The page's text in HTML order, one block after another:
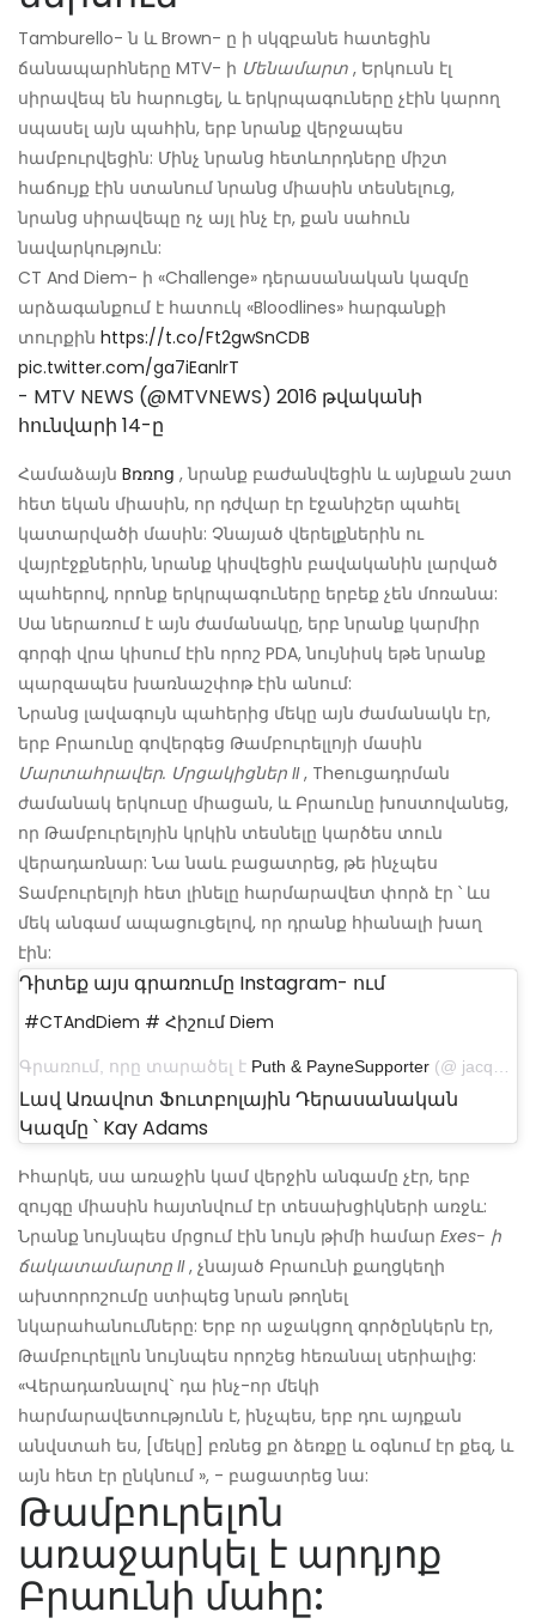
Tamburello- ն և Brown- ը ի սկզբանե հատեցին
ճանապարհները MTV- ի Մենամարտ , Երկուսն էլ
սիրավեպ են հարուցել, և երկրպագուները չէին կարող
սպասել այն պահին, երբ նրանք վերջապես
համբուրվեցին: Մինչ նրանց հետևորդները միշտ
հաճույք էին ստանում նրանց միասին տեսնելուց,
նրանց սիրավեպը ոչ այլ ինչ էր, քան սահուն
նավարկություն:
CT And Diem- ի «Challenge» դերասանական կազմը
արձագանքում է հատուկ «Bloodlines» հարգանքի
տուրքին https://t.co/Ft2gwSnCDB
pic.twitter.com/ga7iEanlrT
- MTV NEWS (@MTVNEWS) 2016 թվականի
հունվարի 14-ը
Համաձայն Bռռոց , նրանք բաժանվեցին և այնքան շատ
հետ եկան միասին, որ դժվար էր էջանիշեր պահել
կատարվածի մասին: Չնայած վերելքներին ու
վայրէջքներին, նրանք կիսվեցին բավականին լարված
պահերով, որոնք երկրպագուները երբեք չեն մոռանա:
Սա ներառում է այն ժամանակը, երբ նրանք կարմիր
գորգի վրա կիսում էին որոշ PDA, նույնիսկ եթե նրանք
պարզապես խառնաշփոթ էին անում:
Նրանց լավագույն պահերից մեկը այն ժամանակն էր,
երբ Բրաունը գովերգեց Թամբուրելլոյի մասին
Մարտահրավեր. Մրցակիցներ II, Theուցադրման
ժամանակ երկուսը միացան, և Բրաունը խոստովանեց,
որ Թամբուրելոյին կրկին տեսնելը կարծես տուն
վերադառնար: Նա նաև բացատրեց, թե ինչպես
Տամբուրելոյի հետ լինելը հարմարավետ փորձ էր ՝ ևս
մեկ անգամ ապացուցելով, որ դրանք հիանալի խաղ
էին:
Դիտեք այս գրառումը Instagram- ում
#CTAndDiem # Հիշում Diem
Գրառում, որը տարածել է Puth & PayneSupporter (@ jacqueline_rose92) օգոստոսի 9, 2018-ին, առավոտյան 8:15 PDT
Լավ Առավոտ Ֆուտբոլային Դերասանական
Կազմը ՝ Kay Adams
Իհարկե, սա առաջին կամ վերջին անգամը չէր, երբ
զույգը միասին հայտնվում էր տեսախցիկների առջև:
Նրանք նույնպես մրցում էին նույն թիմի համար Exes- ի
ճակատամարտը II, չնայած Բրաունի քաղցկեղի
ախտորոշումը ստիպեց նրան թողնել
նկարահանումները: Երբ որ աջակցող գործընկերն էր,
Թամբուրելլոն նույնպես որոշեց հեռանալ սերիալից:
«Վերադառնալով` դա ինչ-որ մեկի
հարմարավետությունն է, ինչպես, երբ դու այդքան
անվստահ ես, [մեկը] բռնեց քո ձեռքը և օգնում էր քեզ, և
այն հետ էր ընկնում », - բացատրեց նա:
Թամբուրելոն
առաջարկել է արդյոք
Բրաունի մահը: